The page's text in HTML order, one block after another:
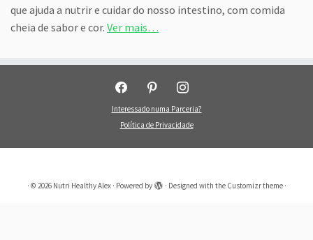
que ajuda a nutrir e cuidar do nosso intestino, com comida
cheia de sabor e cor. Ver mais…
facebook pinterest instagram
Interessado numa Parceria?
Política de Privacidade
· © 2026 Nutri Healthy Alex· Powered by · Designed with the Customizr theme·